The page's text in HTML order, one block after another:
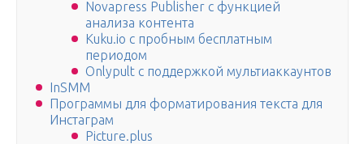
Novapress Publisher с функцией
анализа контента
Kuku.io с пробным бесплатным
периодом
Onlypult с поддержкой мультиаккаунтов
InSMM
Программы для форматирования текста для
Инстаграм
Picture.plus